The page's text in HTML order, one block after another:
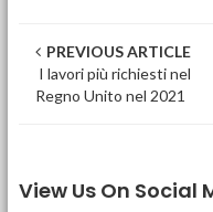
Post
PREVIOUS ARTICLE
I lavori più richiesti nel
Regno Unito nel 2021
View Us On Social